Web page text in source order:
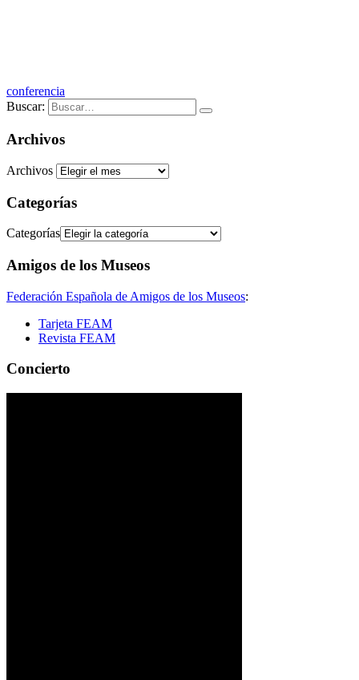
conferencia
Buscar:
Archivos
Archivos
Categorías
Categorías
Amigos de los Museos
Federación Española de Amigos de los Museos:
Tarjeta FEAM
Revista FEAM
Concierto